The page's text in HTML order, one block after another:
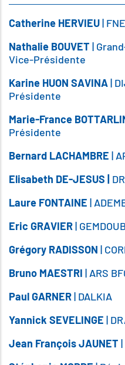
Catherine HERVIEU|
Nathalie BOUVET |
Vice-Présidente
Karine HUON SAVINA|
Présidente
Marie-France
Présidente
Bernard LACHAMBRE |
Elisabeth DE-JESUS |
Laure FONTAINE |
Eric GRAVIER|
Grégory RADISSON |
Bruno MAESTRI | ARS
Paul GARNER| DALKIA
Yannick SEVELINGE |
Jean François JAUNET |